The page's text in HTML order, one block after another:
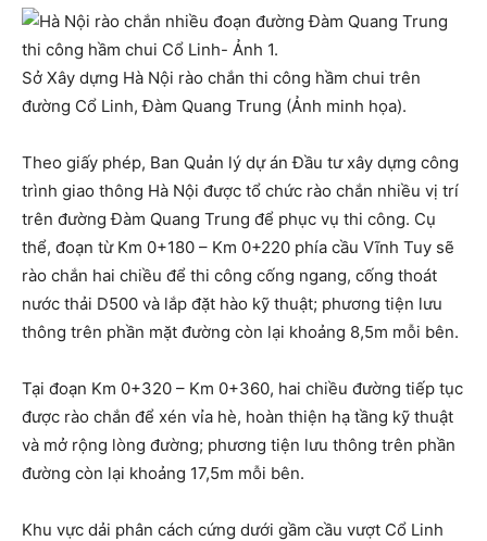
Sở Xây dựng Hà Nội rào chắn thi công hầm chui trên
đường Cổ Linh, Đàm Quang Trung (Ảnh minh họa).
Theo giấy phép, Ban Quản lý dự án Đầu tư xây dựng công
trình giao thông Hà Nội được tổ chức rào chắn nhiều vị trí
trên đường Đàm Quang Trung để phục vụ thi công. Cụ
thể, đoạn từ Km 0+180 – Km 0+220 phía cầu Vĩnh Tuy sẽ
rào chắn hai chiều để thi công cống ngang, cống thoát
nước thải D500 và lắp đặt hào kỹ thuật; phương tiện lưu
thông trên phần mặt đường còn lại khoảng 8,5m mỗi bên.
Tại đoạn Km 0+320 – Km 0+360, hai chiều đường tiếp tục
được rào chắn để xén vỉa hè, hoàn thiện hạ tầng kỹ thuật
và mở rộng lòng đường; phương tiện lưu thông trên phần
đường còn lại khoảng 17,5m mỗi bên.
Khu vực dải phân cách cứng dưới gầm cầu vượt Cổ Linh